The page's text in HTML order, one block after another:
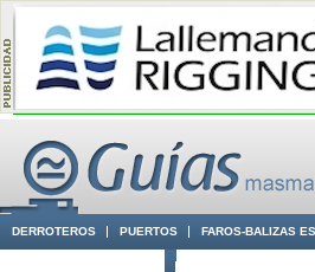
DERROTEROS PUERTOS FAROS-BALIZAS